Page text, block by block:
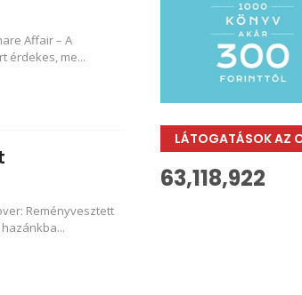
Affair – A
érdekes, me...
Reményvesztett
LÁTOGATÁSOK AZ
63,118,922